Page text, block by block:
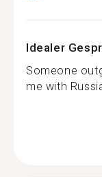
Idealer
Someone
me with